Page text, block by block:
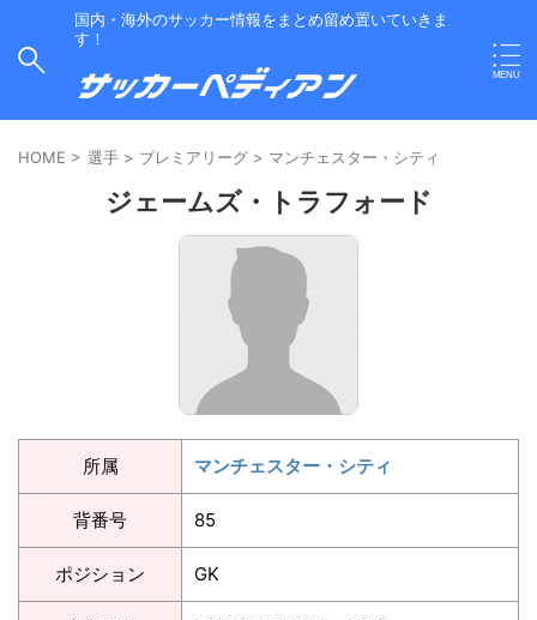
国内・海外のサッカー情報をまとめ留め置いていきま
す！
HOME > 選手 > プレミアリーグ > マンチェスター・シティ
ジェームズ・トラフォード
所属 マンチェスター・シティ
背番号 85
ポジション GK